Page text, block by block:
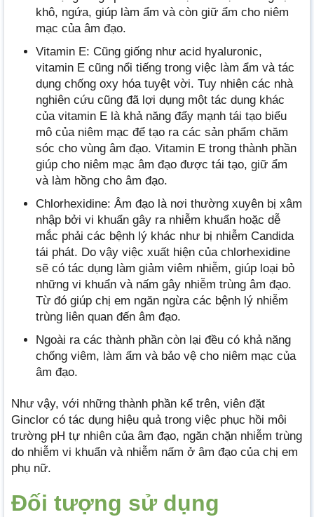
khô, ngứa, giúp làm ẩm và còn giữ ẩm cho niêm
mạc của âm đạo.
Vitamin E: Cũng giống như acid hyaluronic,
vitamin E cũng nổi tiếng trong việc làm ẩm và tác
dụng chống oxy hóa tuyệt vời. Tuy nhiên các nhà
nghiên cứu cũng đã lợi dụng một tác dụng khác
của vitamin E là khả năng đẩy mạnh tái tạo biểu
mô của niêm mạc để tạo ra các sản phẩm chăm
sóc cho vùng âm đạo. Vitamin E trong thành phần
giúp cho niêm mạc âm đạo được tái tạo, giữ ẩm
và làm hồng cho âm đạo.
Chlorhexidine: Âm đạo là nơi thường xuyên bị xâm
nhập bởi vi khuẩn gây ra nhiễm khuẩn hoặc dễ
mắc phải các bệnh lý khác như bị nhiễm Candida
tái phát. Do vậy việc xuất hiện của chlorhexidine
sẽ có tác dụng làm giảm viêm nhiễm, giúp loại bỏ
những vi khuẩn và nấm gây nhiễm trùng âm đạo.
Từ đó giúp chị em ngăn ngừa các bệnh lý nhiễm
trùng liên quan đến âm đạo.
Ngoài ra các thành phần còn lại đều có khả năng
chống viêm, làm ẩm và bảo vệ cho niêm mạc của
âm đạo.
Như vậy, với những thành phần kể trên, viên đặt
Ginclor có tác dụng hiệu quả trong việc phục hồi môi
trường pH tự nhiên của âm đạo, ngăn chặn nhiễm trùng
do nhiễm vi khuẩn và nhiễm nấm ở âm đạo của chị em
phụ nữ.
Đối tượng sử dụng